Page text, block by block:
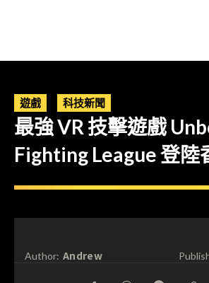
遊戲 科技新聞
最強 VR 技擊遊戲
Fighting League 登陸
Author: Andrew